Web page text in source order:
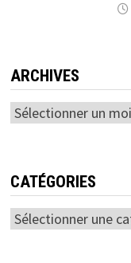
ARCHIVES
Archives
CATÉGORIES
Catégories